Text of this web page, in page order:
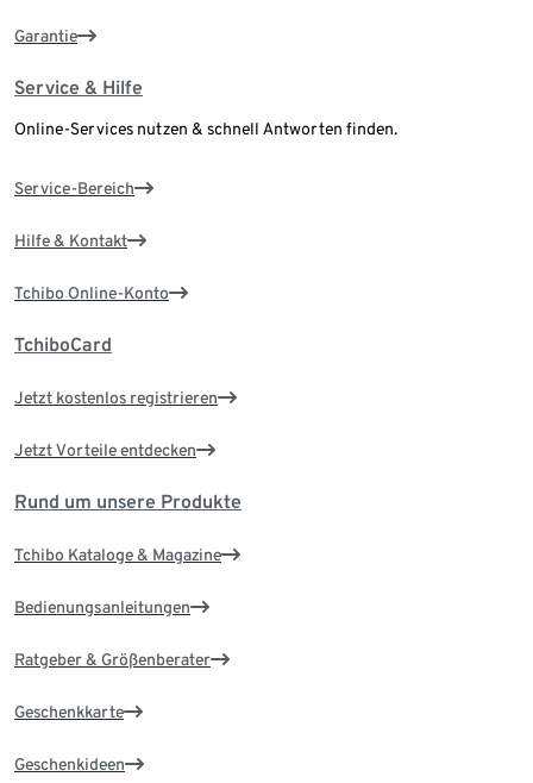
Garantie
Service & Hilfe
Online-Services nutzen & schnell Antworten finden.
Service-Bereich
Hilfe & Kontakt
Tchibo Online-Konto
TchiboCard
Jetzt kostenlos registrieren
Jetzt Vorteile entdecken
Rund um unsere Produkte
Tchibo Kataloge & Magazine
Bedienungsanleitungen
Ratgeber & Größenberater
Geschenkkarte
Geschenkideen